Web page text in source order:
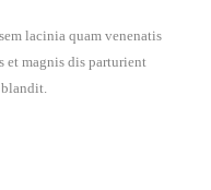
lacinia quam venenatis
et magnis dis parturient